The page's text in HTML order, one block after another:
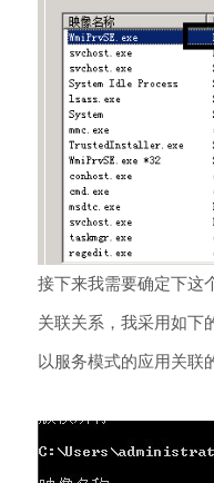
接下来我需要确定下这
关联关系，我采用如下
以服务模式的应用关联